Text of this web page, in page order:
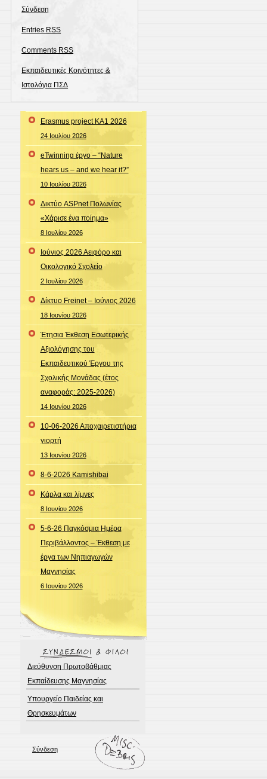
Σύνδεση
Entries RSS
Comments RSS
Εκπαιδευτικές Κοινότητες &
Ιστολόγια ΠΣΔ
Erasmus project KA1 2026
24 Ιουλίου 2026
eTwinning έργο – “Nature
hears us – and we hear it?”
10 Ιουλίου 2026
Δικτύο ASPnet Πολωνίας
«Χάρισε ένα ποίημα»
8 Ιουλίου 2026
Ιούνιος 2026 Αειφόρο και
Οικολογικό Σχολείο
2 Ιουλίου 2026
Δίκτυο Freinet – Ιούνιος 2026
18 Ιουνίου 2026
Έτησια Έκθεση Εσωτερικής
Αξιολόγησης του
Εκπαιδευτικού Έργου της
Σχολικής Μονάδας (έτος
αναφοράς: 2025-2026)
14 Ιουνίου 2026
10-06-2026 Αποχαιρετιστήρια
γιορτή
13 Ιουνίου 2026
8-6-2026 Kamishibai
Κάρλα και λίμνες
8 Ιουνίου 2026
5-6-26 Παγκόσμια Ημέρα
Περιβάλλοντος – Έκθεση με
έργα των Νηπιαγωγών
Μαγνησίας
6 Ιουνίου 2026
Διεύθυνση Πρωτοβάθμιας
Εκπαίδευσης Μαγνησίας
Υπουργείο Παιδείας και
Θρησκευμάτων
Σύνδεση